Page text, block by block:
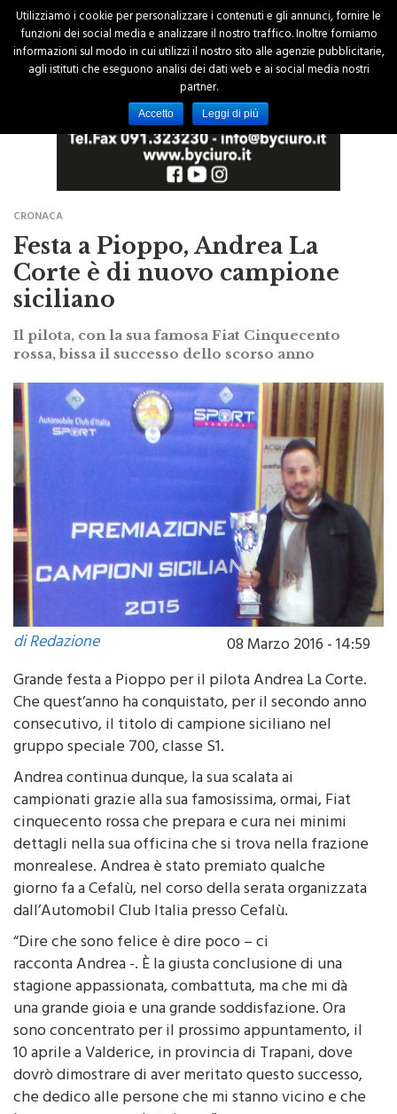
CRONACA
Festa a Pioppo, Andrea La
Corte è di nuovo campione
siciliano
Il pilota, con la sua famosa Fiat Cinquecento
rossa, bissa il successo dello scorso anno
di Redazione
08 Marzo 2016 - 14:59
Grande festa a Pioppo per il pilota Andrea La Corte.
Che quest’anno ha conquistato, per il secondo anno
consecutivo, il titolo di campione siciliano nel
gruppo speciale 700, classe S1.
Andrea continua dunque, la sua scalata ai
campionati grazie alla sua famosissima, ormai, Fiat
cinquecento rossa che prepara e cura nei minimi
dettagli nella sua officina che si trova nella frazione
monrealese. Andrea è stato premiato qualche
giorno fa a Cefalù, nel corso della serata organizzata
dall’Automobil Club Italia presso Cefalù.
“Dire che sono felice è dire poco – ci
racconta Andrea -. È la giusta conclusione di una
stagione appassionata, combattuta, ma che mi dà
una grande gioia e una grande soddisfazione. Ora
sono concentrato per il prossimo appuntamento, il
10 aprile a Valderice, in provincia di Trapani, dove
dovrò dimostrare di aver meritato questo successo,
che dedico alle persone che mi stanno vicino e che
hanno sempre creduto in me”.
Utilizziamo i cookie per personalizzare i contenuti e gli annunci, fornire le
funzioni dei social media e analizzare il nostro traffico. Inoltre forniamo
informazioni sul modo in cui utilizzi il nostro sito alle agenzie pubblicitarie,
agli istituti che eseguono analisi dei dati web e ai social media nostri
partner.
Accetto Leggi di più